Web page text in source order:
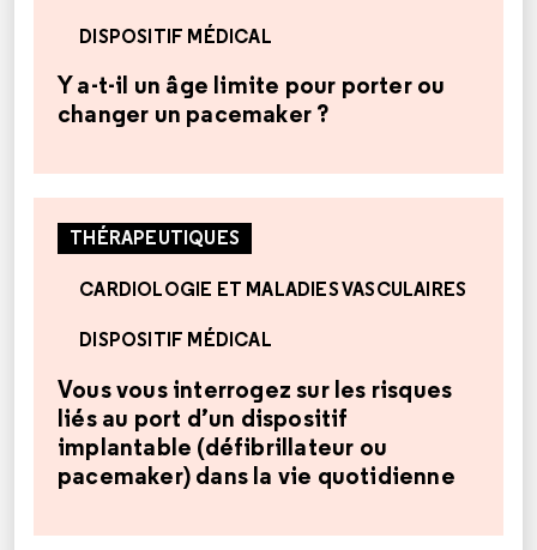
DISPOSITIF MÉDICAL
Y a-t-il un âge limite pour porter ou
changer un pacemaker ?
THÉRAPEUTIQUES
CARDIOLOGIE ET MALADIES VASCULAIRES
DISPOSITIF MÉDICAL
Vous vous interrogez sur les risques
liés au port d’un dispositif
implantable (défibrillateur ou
pacemaker) dans la vie quotidienne